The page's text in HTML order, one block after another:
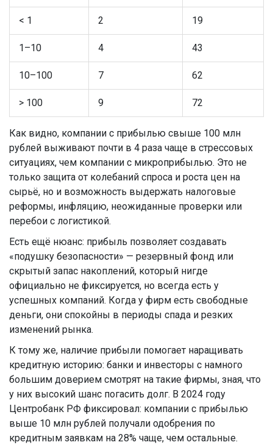
< 1 2 19
1–10 4 43
10–100 7 62
> 100 9 72
Как видно, компании с прибылью свыше 100 млн
рублей выживают почти в 4 раза чаще в стрессовых
ситуациях, чем компании с микроприбылью. Это не
только защита от колебаний спроса и роста цен на
сырьё, но и возможность выдержать налоговые
реформы, инфляцию, неожиданные проверки или
перебои с логистикой.
Есть ещё нюанс: прибыль позволяет создавать
«подушку безопасности» — резервный фонд или
скрытый запас накоплений, который нигде
официально не фиксируется, но всегда есть у
успешных компаний. Когда у фирм есть свободные
деньги, они спокойны в периоды спада и резких
изменений рынка.
К тому же, наличие прибыли помогает наращивать
кредитную историю: банки и инвесторы с намного
большим доверием смотрят на такие фирмы, зная, что
у них высокий шанс погасить долг. В 2024 году
Центробанк РФ фиксировал: компании с прибылью
выше 10 млн рублей получали одобрения по
кредитным заявкам на 28% чаще, чем остальные.